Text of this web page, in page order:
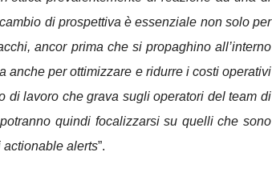
di prospettiva è essenziale non solo per
ancor prima che si propaghino all’interno
anche per ottimizzare e ridurre i costi operativi
di lavoro che grava sugli operatori del team di
quindi focalizzarsi su quelli che sono
alerts”.